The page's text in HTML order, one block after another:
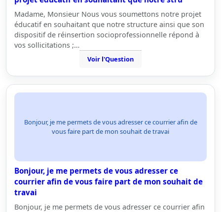
Madame, Monsieur Nous vous soumettons notre projet
éducatif en souhaitant que notre structure ainsi que son
dispositif de réinsertion socioprofessionnelle répond à
vos sollicitations ;…
Voir l'Question
Bonjour, je me permets de vous adresser ce courrier afin de
vous faire part de mon souhait de travai
Bonjour, je me permets de vous adresser ce
courrier afin de vous faire part de mon souhait de
travai
Bonjour, je me permets de vous adresser ce courrier afin